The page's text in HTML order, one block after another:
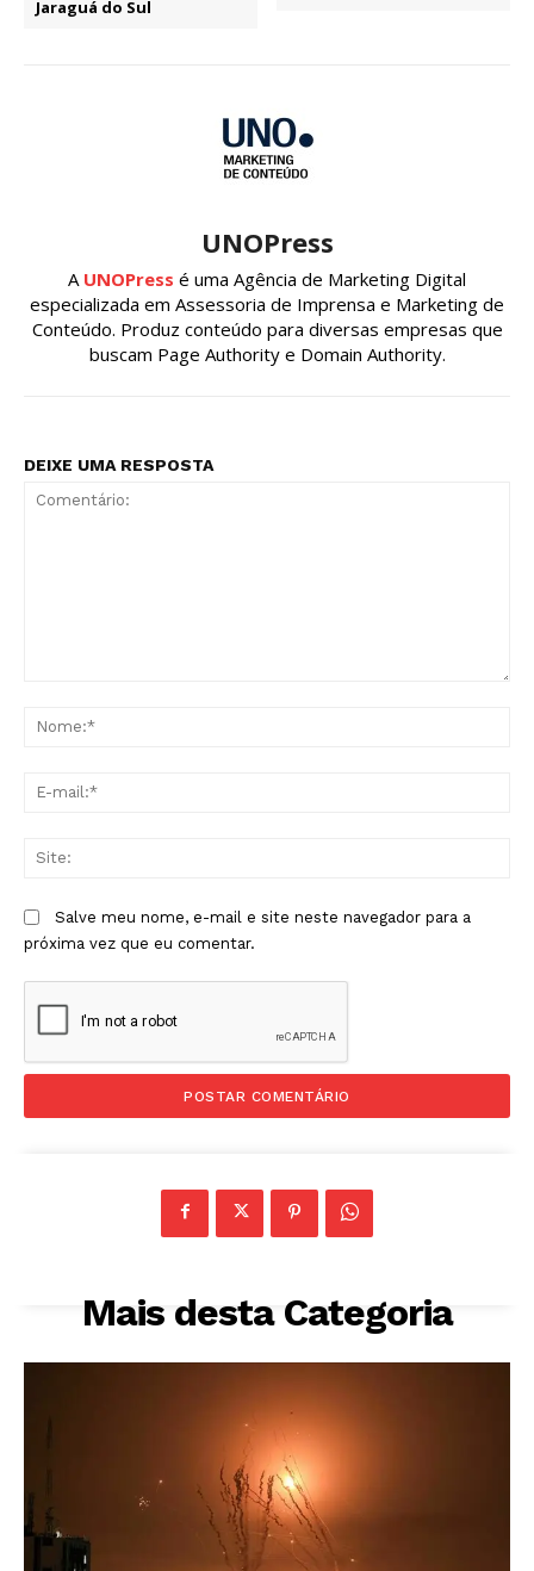
Jaraguá do Sul
UNOPress
A UNOPress é uma Agência de Marketing Digital
especializada em Assessoria de Imprensa e Marketing de
Conteúdo. Produz conteúdo para diversas empresas que
buscam Page Authority e Domain Authority.
DEIXE UMA RESPOSTA
Salve meu nome, e-mail e site neste navegador para a
próxima vez que eu comentar.
Mais desta Categoria